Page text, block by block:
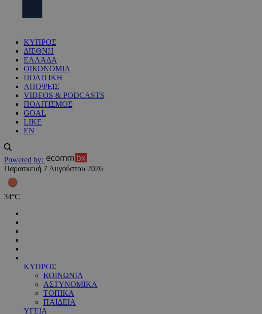
ΚΥΠΡΟΣ
ΔΙΕΘΝΗ
ΕΛΛΑΔΑ
ΟΙΚΟΝΟΜΙΑ
ΠΟΛΙΤΙΚΗ
ΑΠΟΨΕΙΣ
VIDEOS & PODCASTS
ΠΟΛΙΤΙΣΜΟΣ
GOAL
LIKE
EN
Powered by:
Παρασκευή 7 Αυγούστου 2026
34°C
ΚΥΠΡΟΣ
ΚΟΙΝΩΝΙΑ
ΑΣΤΥΝΟΜΙΚΑ
ΤΟΠΙΚΑ
ΠΑΙΔΕΙΑ
ΥΓΕΙΑ